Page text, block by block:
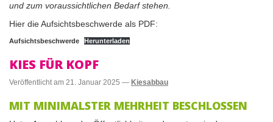
und zum voraussichtlichen Bedarf stehen.
Hier die Aufsichtsbeschwerde als PDF:
Aufsichtsbeschwerde Herunterladen
KIES FÜR KOPF
Veröffentlicht am 21. Januar 2025 — Kiesabbau
MIT MINIMALSTER MEHRHEIT BESCHLOSSEN